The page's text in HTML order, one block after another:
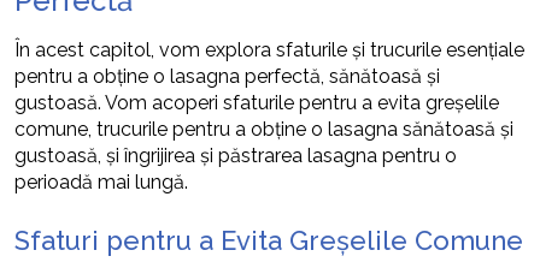
În acest capitol, vom explora sfaturile și trucurile esențiale
pentru a obține o lasagna perfectă, sănătoasă și
gustoasă. Vom acoperi sfaturile pentru a evita greșelile
comune, trucurile pentru a obține o lasagna sănătoasă și
gustoasă, și îngrijirea și păstrarea lasagna pentru o
perioadă mai lungă.
Sfaturi pentru a Evita Greșelile Comune